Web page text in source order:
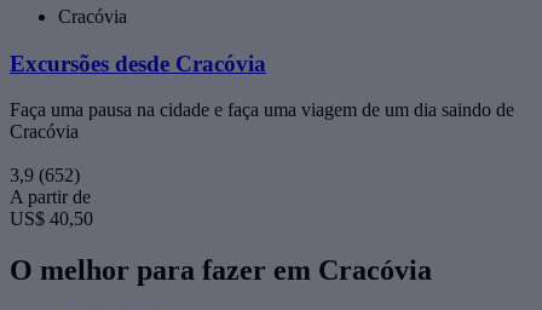
Cracóvia
Excursões desde Cracóvia
Faça uma pausa na cidade e faça uma viagem de um dia saindo de
Cracóvia
3,9 (652)
A partir de
US$ 40,50
O melhor para fazer em Cracóvia